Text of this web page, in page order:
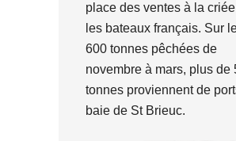
place des ventes à la
les bateaux français. Sur
600 tonnes pêchées de
novembre à mars, plus de
tonnes proviennent de
baie de St Brieuc.